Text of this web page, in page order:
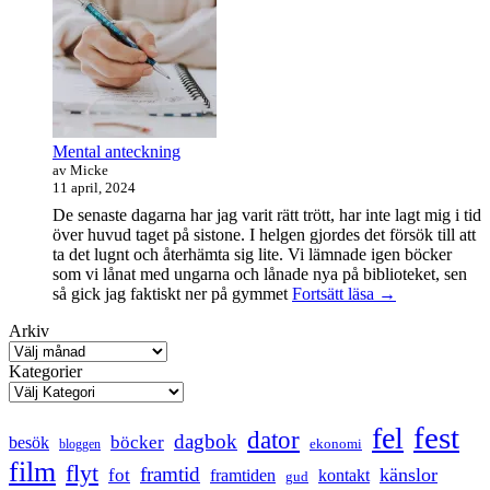
Mental anteckning
av Micke
11 april, 2024
De senaste dagarna har jag varit rätt trött, har inte lagt mig i tid
över huvud taget på sistone. I helgen gjordes det försök till att
ta det lugnt och återhämta sig lite. Vi lämnade igen böcker
som vi lånat med ungarna och lånade nya på biblioteket, sen
så gick jag faktiskt ner på gymmet Fortsätt läsa Mental
→
Arkiv
Kategorier
besök bloggen böcker dagbok dator ekonomi fel fest
film flyt fot framtid framtiden gud kontakt känslor